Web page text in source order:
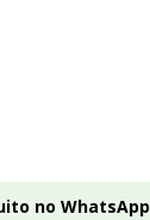
no WhatsApp